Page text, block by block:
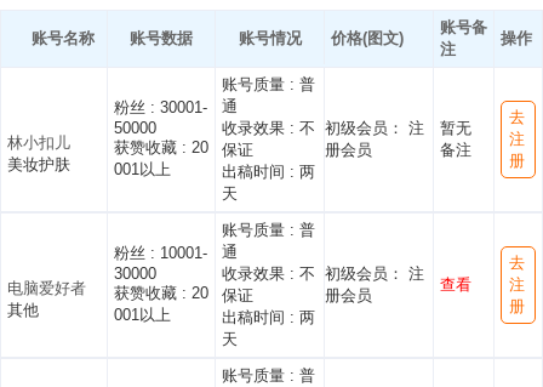
账号名称 账号数据 账号情况 价格(图文)
账号备
注
操作
林小扣儿
美妆护肤
粉丝 : 30001-
50000
获赞收藏 : 20
001以上
账号质量 : 普
通
收录效果 : 不
保证
出稿时间 : 两
天
初级会员： 注
册会员
暂无
备注
去
注
册
电脑爱好者
其他
粉丝 : 10001-
30000
获赞收藏 : 20
001以上
账号质量 : 普
通
收录效果 : 不
保证
出稿时间 : 两
天
初级会员： 注
册会员
查看
去
注
册
账号质量 : 普